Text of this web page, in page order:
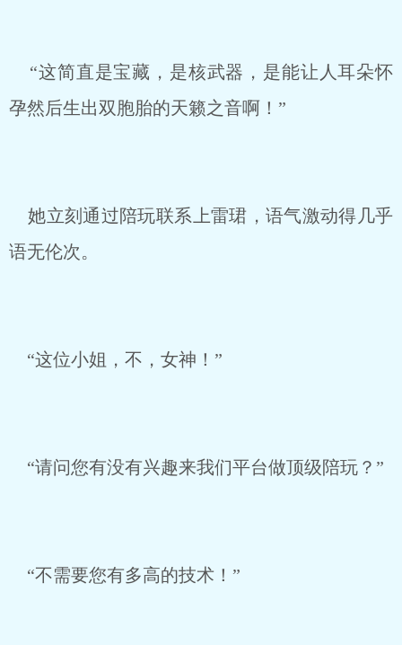
“这简直是宝藏，是核武器，是能让人耳朵怀
孕然后生出双胞胎的天籁之音啊！”
她立刻通过陪玩联系上雷珺，语气激动得几乎
语无伦次。
“这位小姐，不，女神！”
“请问您有没有兴趣来我们平台做顶级陪玩？”
“不需要您有多高的技术！”